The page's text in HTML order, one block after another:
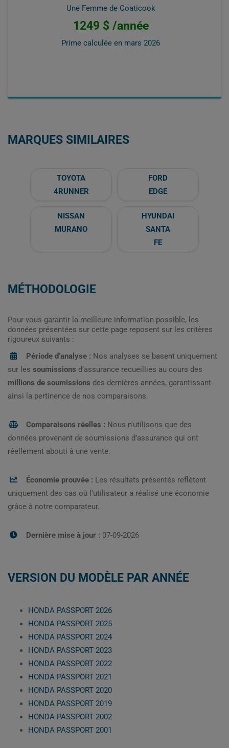
Une Femme de Coaticook
1249 $ /année
Prime calculée en mars 2026
MARQUES SIMILAIRES
TOYOTA
4RUNNER
FORD
EDGE
NISSAN
MURANO
HYUNDAI
SANTA
FE
MÉTHODOLOGIE
Pour vous garantir la meilleure information possible, les
données présentées sur cette page reposent sur les critères
rigoureux suivants :
Période d’analyse : Nos analyses se basent uniquement
sur les soumissions d’assurance recueillies au cours des
millions de soumissions des dernières années, garantissant
ainsi la pertinence de nos comparaisons.
Comparaisons réelles : Nous n’utilisons que des
données provenant de soumissions d’assurance qui ont
réellement abouti à une vente.
Économie prouvée : Les résultats présentés reflètent
uniquement des cas où l’utilisateur a réalisé une économie
grâce à notre comparateur.
Dernière mise à jour : 07-09-2026
VERSION DU MODÈLE PAR ANNÉE
HONDA PASSPORT 2026
HONDA PASSPORT 2025
HONDA PASSPORT 2024
HONDA PASSPORT 2023
HONDA PASSPORT 2022
HONDA PASSPORT 2021
HONDA PASSPORT 2020
HONDA PASSPORT 2019
HONDA PASSPORT 2002
HONDA PASSPORT 2001